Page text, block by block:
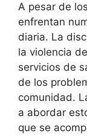
A pesar de
enfrentan
diaria. La
la violencia
servicios de
de los
comunidad.
a abordar
que se